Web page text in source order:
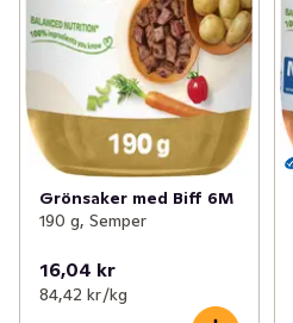
Grönsaker med Biff 6M
190 g, Semper
16,04 kr
84,42 kr /kg